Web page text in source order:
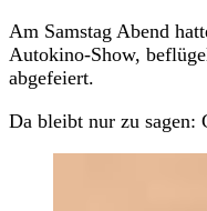
Am Samstag Abend
Autokino-Show,
abgefeiert.
Da bleibt nur zu sagen: